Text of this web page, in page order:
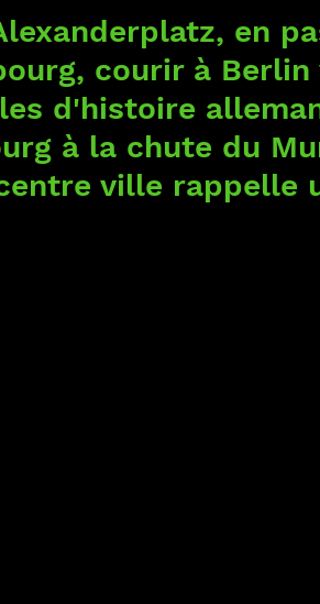
en
courir à Berlin
d'histoire
à la chute du
ville rappelle